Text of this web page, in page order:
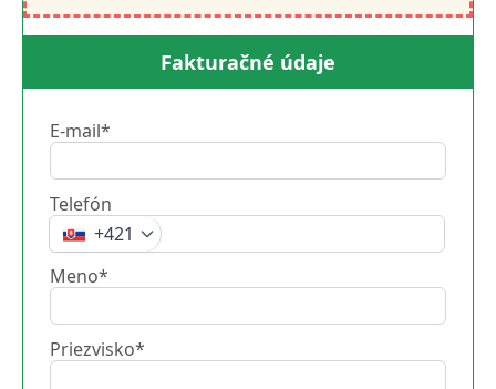
Fakturačné údaje
E-mail*
Telefón
+421
Meno*
Priezvisko*